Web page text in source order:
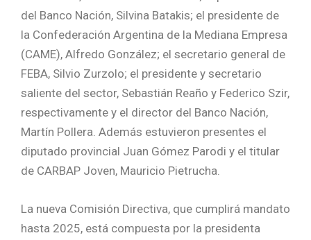
del Banco Nación, Silvina Batakis; el presidente de
la Confederación Argentina de la Mediana Empresa
(CAME), Alfredo González; el secretario general de
FEBA, Silvio Zurzolo; el presidente y secretario
saliente del sector, Sebastián Reaño y Federico Szir,
respectivamente y el director del Banco Nación,
Martín Pollera. Además estuvieron presentes el
diputado provincial Juan Gómez Parodi y el titular
de CARBAP Joven, Mauricio Pietrucha.
La nueva Comisión Directiva, que cumplirá mandato
hasta 2025, está compuesta por la presidenta